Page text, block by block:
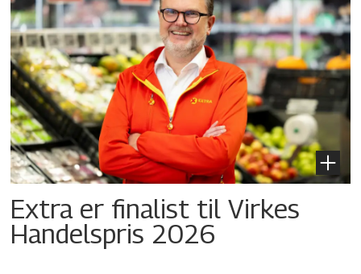
Extra er finalist til Virkes
Handelspris 2026